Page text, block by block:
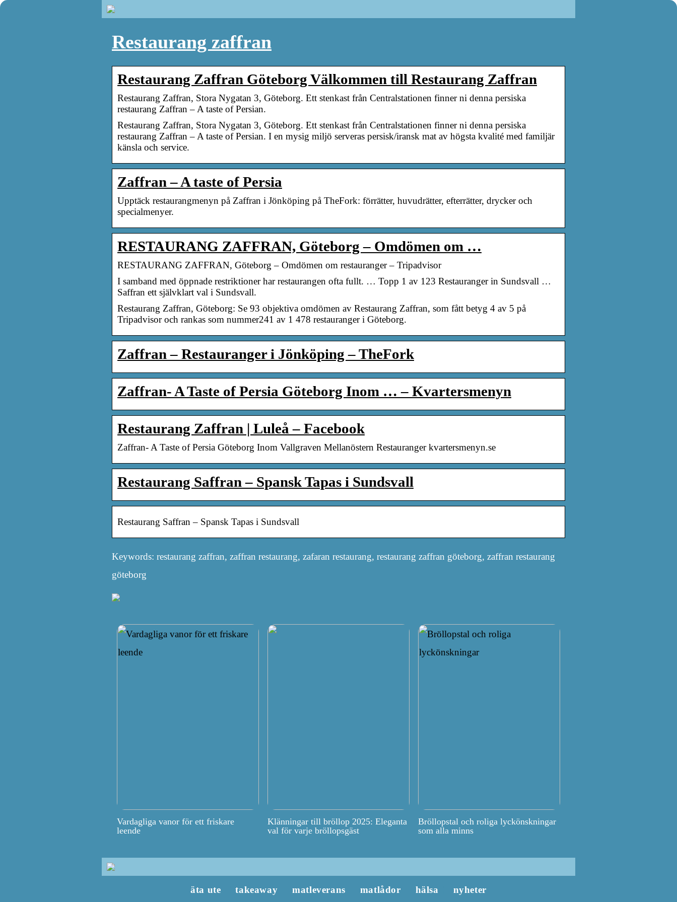
Restaurang zaffran
Restaurang Zaffran Göteborg Välkommen till Restaurang Zaffran
Restaurang Zaffran, Stora Nygatan 3, Göteborg. Ett stenkast från Centralstationen finner ni denna persiska
restaurang Zaffran – A taste of Persian.
Restaurang Zaffran, Stora Nygatan 3, Göteborg. Ett stenkast från Centralstationen finner ni denna persiska
restaurang Zaffran – A taste of Persian. I en mysig miljö serveras persisk/iransk mat av högsta kvalité med familjär
känsla och service.
Zaffran – A taste of Persia
Upptäck restaurangmenyn på Zaffran i Jönköping på TheFork: förrätter, huvudrätter, efterrätter, drycker och
specialmenyer.
RESTAURANG ZAFFRAN, Göteborg – Omdömen om …
RESTAURANG ZAFFRAN, Göteborg – Omdömen om restauranger – Tripadvisor
I samband med öppnade restriktioner har restaurangen ofta fullt. … Topp 1 av 123 Restauranger in Sundsvall …
Saffran ett självklart val i Sundsvall.
Restaurang Zaffran, Göteborg: Se 93 objektiva omdömen av Restaurang Zaffran, som fått betyg 4 av 5 på
Tripadvisor och rankas som nummer241 av 1 478 restauranger i Göteborg.
Zaffran – Restauranger i Jönköping – TheFork
Zaffran- A Taste of Persia Göteborg Inom … – Kvartersmenyn
Restaurang Zaffran | Luleå – Facebook
Zaffran- A Taste of Persia Göteborg Inom Vallgraven Mellanöstern Restauranger kvartersmenyn.se
Restaurang Saffran – Spansk Tapas i Sundsvall
Restaurang Saffran – Spansk Tapas i Sundsvall
Keywords: restaurang zaffran, zaffran restaurang, zafaran restaurang, restaurang zaffran göteborg, zaffran restaurang
göteborg
Vardagliga vanor för ett friskare
leende
Klänningar till bröllop 2025: Eleganta
val för varje bröllopsgäst
Bröllopstal och roliga lyckönskningar
som alla minns
äta ute takeaway matleverans matlådor hälsa nyheter